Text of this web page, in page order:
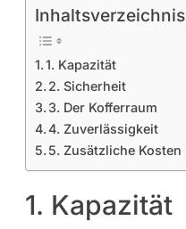
Inhaltsverzeichnis
1. Kapazität
2. Sicherheit
3. Der Kofferraum
4. Zuverlässigkeit
5. Zusätzliche Kosten
1. Kapazität